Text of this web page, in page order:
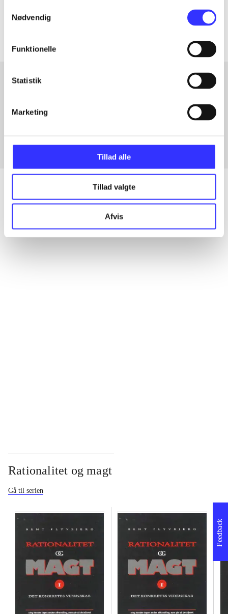
Nødvendig
Funktionelle
Statistik
Marketing
Tillad alle
Tillad valgte
Afvis
Artiklerne i
Fra
Alle registrerede artikler fordelt på udgivelser
Rationalitet og magt
Gå til serien
Feedback